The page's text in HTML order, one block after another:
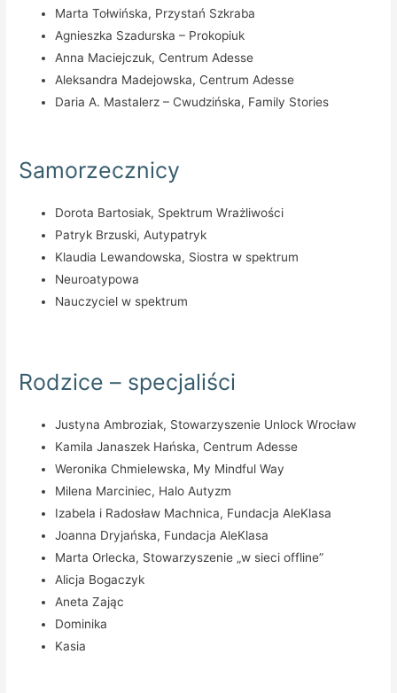
Marta Tołwińska, Przystań Szkraba
Agnieszka Szadurska – Prokopiuk
Anna Maciejczuk, Centrum Adesse
Aleksandra Madejowska, Centrum Adesse
Daria A. Mastalerz – Cwudzińska, Family Stories
Samorzecznicy
Dorota Bartosiak, Spektrum Wrażliwości
Patryk Brzuski, Autypatryk
Klaudia Lewandowska, Siostra w spektrum
Neuroatypowa
Nauczyciel w spektrum
Rodzice – specjaliści
Justyna Ambroziak, Stowarzyszenie Unlock Wrocław
Kamila Janaszek Hańska, Centrum Adesse
Weronika Chmielewska, My Mindful Way
Milena Marciniec, Halo Autyzm
Izabela i Radosław Machnica, Fundacja AleKlasa
Joanna Dryjańska, Fundacja AleKlasa
Marta Orlecka, Stowarzyszenie „w sieci offline”
Alicja Bogaczyk
Aneta Zając
Dominika
Kasia